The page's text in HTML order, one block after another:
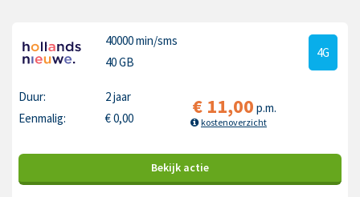
40000 min/sms
40 GB
4G
Duur:
2 jaar
Eenmalig:
€0,00 € 11,00 p.m.
kostenoverzicht
Bekijk actie